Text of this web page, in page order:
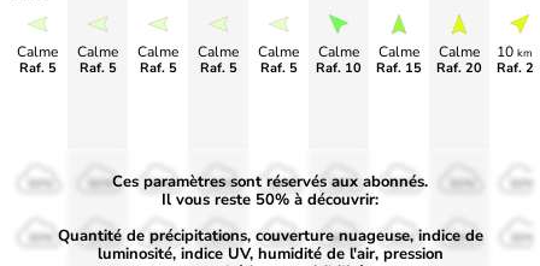
Calme
Raf. 5
Calme
Raf. 5
Calme
Raf. 5
Calme
Raf. 5
Calme
Raf. 5
Calme
Raf. 10
Calme
Raf. 15
Calme
Raf. 20
10 km/
Raf.
50%
30%
50%
30%
50%
30%
50%
30%
50%
30%
50%
30%
50%
30% 30% 30%
Ces paramètres sont réservés aux abonnés.
Il vous reste 50% à découvrir:
Quantité de précipitations, couverture nuageuse, indice de
luminosité, indice UV, humidité de l'air, pression